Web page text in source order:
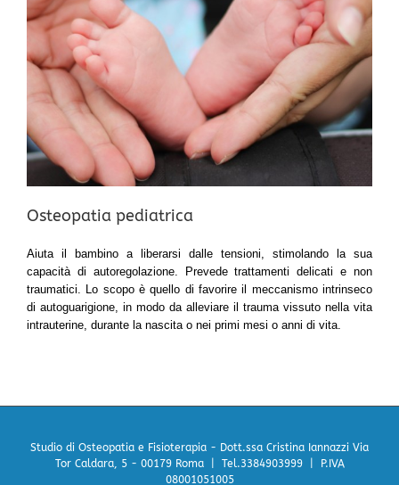
Osteopatia pediatrica
Aiuta il bambino a liberarsi dalle tensioni, stimolando la sua
capacità di autoregolazione. Prevede trattamenti delicati e non
traumatici. Lo scopo è quello di favorire il meccanismo intrinseco
di autoguarigione, in modo da alleviare il trauma vissuto nella vita
intrauterine, durante la nascita o nei primi mesi o anni di vita.
Studio di Osteopatia e Fisioterapia - Dott.ssa Cristina Iannazzi Via
Tor Caldara, 5 - 00179 Roma | Tel.3384903999 | P.IVA
08001051005